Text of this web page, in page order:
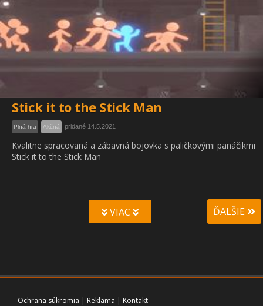
Stick it to the Stick Man
Plná hra Akčná pridané 14.5.2021
Kvalitne spracovaná a zábavná bojovka s paličkovými panáčikmi
Stick it to the Stick Man
VIAC ĎALŠIE
Ochrana súkromia | Reklama | Kontakt